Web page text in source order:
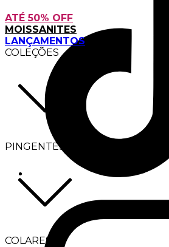
ATÉ 50% OFF
MOISSANITES
LANÇAMENTOS
COLEÇÕES
PINGENTES
COLARES